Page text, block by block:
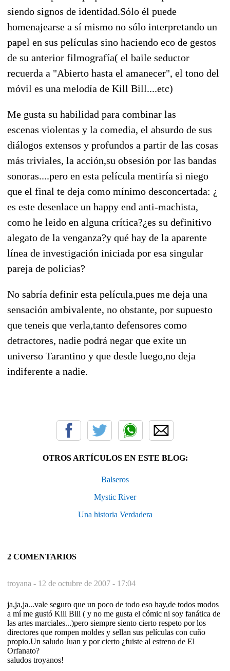
siendo signos de identidad.Sólo él puede
homenajearse a sí mismo no sólo interpretando un
papel en sus películas sino haciendo eco de gestos
de su anterior filmografía( el baile seductor
recuerda a "Abierto hasta el amanecer", el tono del
móvil es una melodía de Kill Bill....etc)
Me gusta su habilidad para combinar las
escenas violentas y la comedia, el absurdo de sus
diálogos extensos y profundos a partir de las cosas
más triviales, la acción,su obsesión por las bandas
sonoras....pero en esta película mentiría si niego
que el final te deja como mínimo desconcertada: ¿
es este desenlace un happy end anti-machista,
como he leido en alguna crítica?¿es su definitivo
alegato de la venganza?y qué hay de la aparente
línea de investigación iniciada por esa singular
pareja de policias?
No sabría definir esta película,pues me deja una
sensación ambivalente, no obstante, por supuesto
que teneis que verla,tanto defensores como
detractores, nadie podrá negar que exite un
universo Tarantino y que desde luego,no deja
indiferente a nadie.
OTROS ARTÍCULOS EN ESTE BLOG:
Balseros
Mystic River
Una historia Verdadera
2 COMENTARIOS
troyana - 12 de octubre de 2007 - 17:04
ja,ja,ja...vale seguro que un poco de todo eso hay,de todos modos
a mí me gustó Kill Bill ( y no me gusta el cómic ni soy fanática de
las artes marciales...)pero siempre siento cierto respeto por los
directores que rompen moldes y sellan sus películas con cuño
propio.Un saludo Juan y por cierto ¿fuiste al estreno de El
Orfanato?
saludos troyanos!